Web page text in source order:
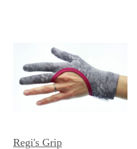
Regi's Grip